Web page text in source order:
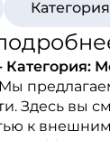
Здесь вы
к